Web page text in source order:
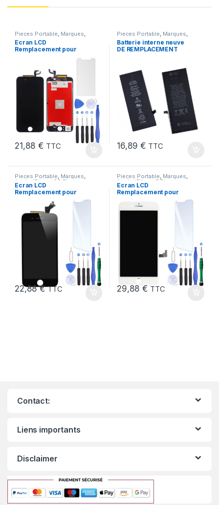
Pieces Portable Marques
Apple iPhone 6s
Ecran LCD
Remplacement pour
21,88€ TTC
Pieces Portable Marques
Apple iPhone 6s Batteries et
chargeurs,Batteries,Batteries
Apple
Batterie interne neuve
DE REMPLACEMENT
16,89€ TTC
Pieces Portable, Marques,
Apple iPhone 6S Plus
Ecran LCD
Remplacement pour
+Verre Trempe +Outils
22,88€ TTC
Pieces Portable, Marques,
Apple iPhone 7 Plus
Ecran LCD
Remplacement pour
KIT Outils
29,88€ TTC
Contact:
Liens importants
Disclaimer